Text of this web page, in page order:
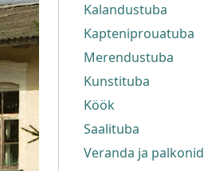
Kalandustuba
Kapteniprouatuba
Merendustuba
Kunstituba
Köök
Saalituba
Veranda ja palkonid